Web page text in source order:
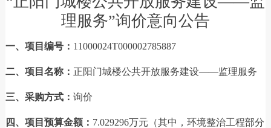
理服务”询价意向公告
一、项目编号： 11000024T000002785887
二、项目名称： 正阳门城楼公共开放服务建设——监理服务
三、采购方式： 询价
四、项目预算金额： 7.029296万元（其中，环境整治工程部分